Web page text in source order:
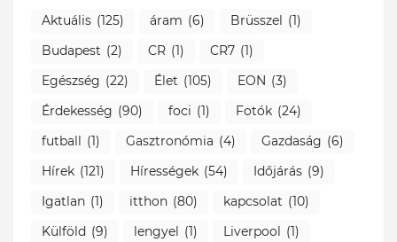
Aktuális (125) áram (6) Brüsszel
(1)
Budapest (2) CR (1) CR7 (1)
Egészség (22) Élet (105) EON (3)
Érdekesség (90) foci (1) Fotók (24)
futball
(1) Gasztronómia (4) Gazdaság (6)
Hírek (121) Hírességek (54) Időjárás (9)
Igatlan (1) itthon (80) kapcsolat (10)
Külföld (9) lengyel (1) Liverpool
(1)